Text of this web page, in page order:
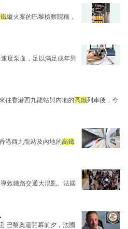
縱火案的巴黎檢察院稱，
度泵血，足以滿足成年男
往香港西九龍站與內地的高鐵列車後，今
港西九龍站及內地的高鐵
致鐵路交通大混亂。法國
巴黎奧運開幕前夕，法國